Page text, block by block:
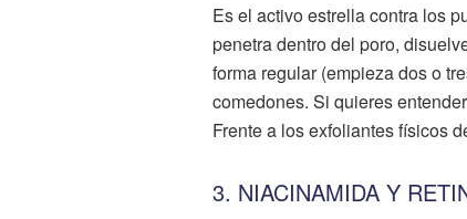
Es el activo estrella contra los
penetra dentro del poro,
forma regular (empieza dos o
comedones. Si quieres
Frente a los exfoliantes físicos
3. NIACINAMIDA Y